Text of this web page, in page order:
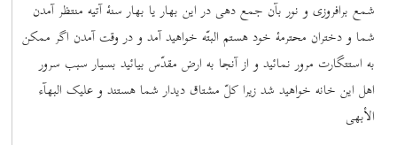
شمع برافروزی و نور بآن جمع دهی در این بهار یا بهار سنۀ آتیه منتظر آمدن
شما و دختران محترمۀ خود هستم البتّه خواهید آمد و در وقت آمدن اگر ممکن
به استتگارت مرور نمائید و از آنجا به ارض مقدّس بیائید بسیار سبب سرور
اهل این خانه خواهید شد زیرا کلّ مشتاق دیدار شما هستند و علیک البهآء
الأبهی